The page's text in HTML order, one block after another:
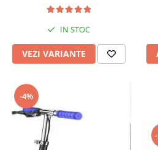
IN STOC
VEZI VARIANTE
-4%